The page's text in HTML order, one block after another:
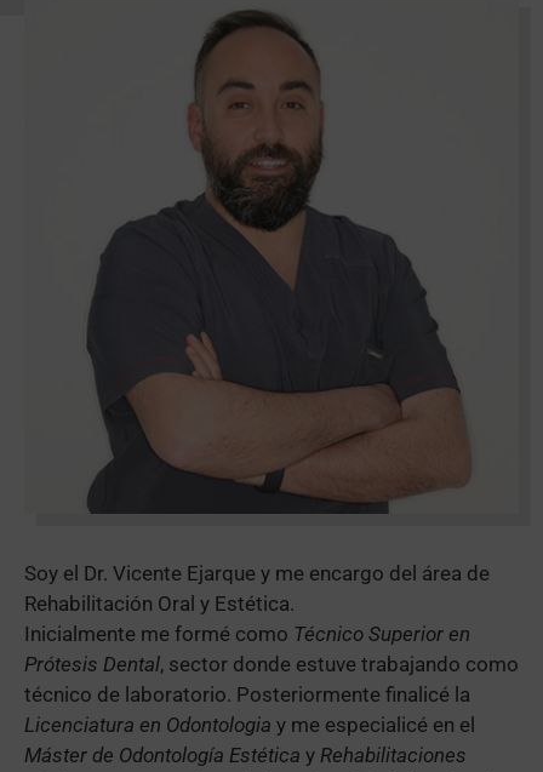
Soy el Dr. Vicente Ejarque y me encargo del área de
Rehabilitación Oral y Estética.
Inicialmente me formé como Técnico Superior en
Prótesis Dental, sector donde estuve trabajando como
técnico de laboratorio. Posteriormente finalicé la
Licenciatura en Odontologia y me especialicé en el
Máster de Odontología Estética y Rehabilitaciones